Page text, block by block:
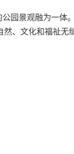
园景观融为一体
、文化和福祉无